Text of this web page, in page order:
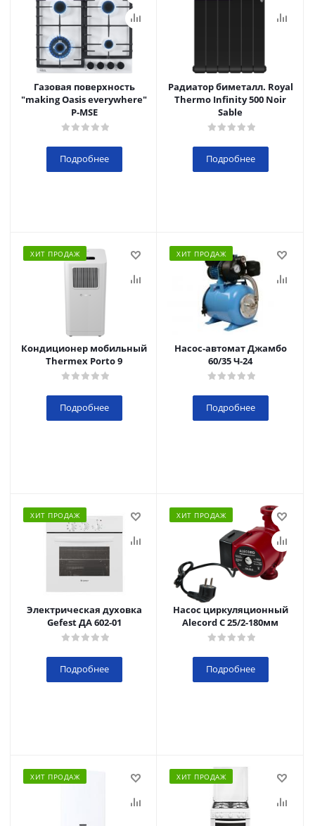
Газовая поверхность
"making Oasis everywhere"
P-MSE
Подробнее
Радиатор биметалл. Royal
Thermo Infinity 500 Noir
Sable
Подробнее
ХИТ ПРОДАЖ
Кондиционер мобильный
Thermex Porto 9
Подробнее
ХИТ ПРОДАЖ
Насос-автомат Джамбо
60/35 Ч-24
Подробнее
ХИТ ПРОДАЖ
Электрическая духовка
Gefest ДА 602-01
Подробнее
ХИТ ПРОДАЖ
Насос циркуляционный
Alecord C 25/2-180мм
Подробнее
ХИТ ПРОДАЖ ХИТ ПРОДАЖ